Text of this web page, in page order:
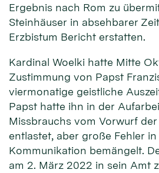
Ergebnis nach Rom zu
Steinhäuser in absehbarer
Erzbistum Bericht erstatten.
Kardinal Woelki hatte Mitte
Zustimmung von Papst
viermonatige geistliche
Papst hatte ihn in der
Missbrauchs vom Vorwurf
entlastet, aber große Fehler in
Kommunikation bemängelt.
am 2. März 2022 in sein Amt